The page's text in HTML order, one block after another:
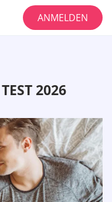
ANMELDEN
2026